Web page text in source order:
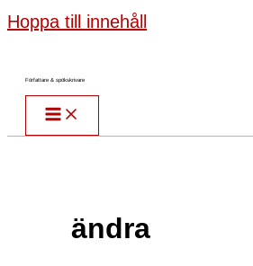
Hoppa till innehåll
Författare & spökskrivare
ändra